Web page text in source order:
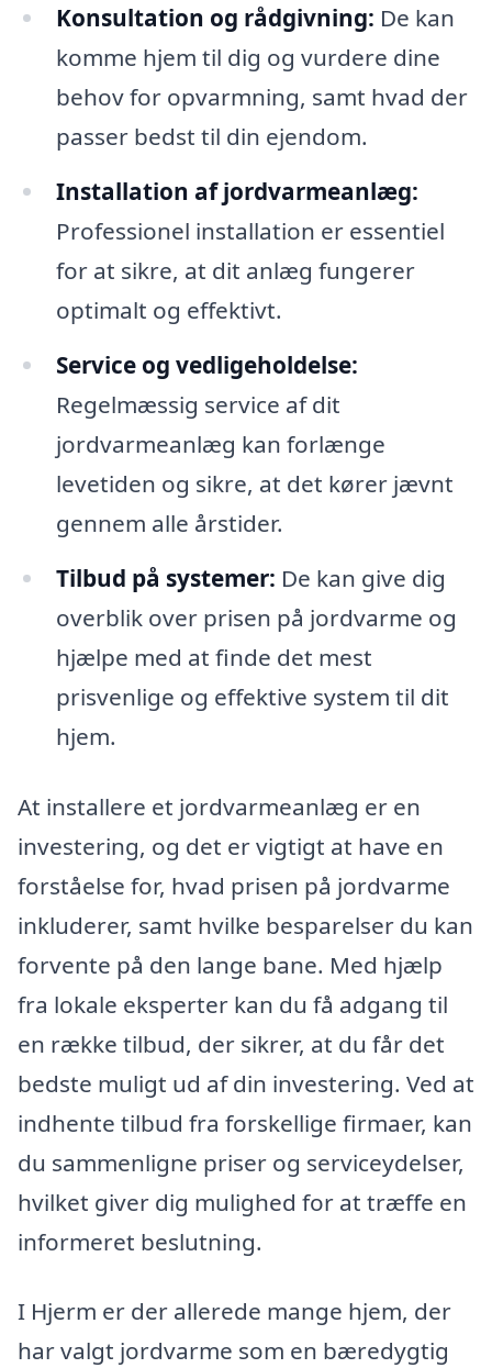
Konsultation og rådgivning: De kan
komme hjem til dig og vurdere dine
behov for opvarmning, samt hvad der
passer bedst til din ejendom.
Installation af jordvarmeanlæg:
Professionel installation er essentiel
for at sikre, at dit anlæg fungerer
optimalt og effektivt.
Service og vedligeholdelse:
Regelmæssig service af dit
jordvarmeanlæg kan forlænge
levetiden og sikre, at det kører jævnt
gennem alle årstider.
Tilbud på systemer: De kan give dig
overblik over prisen på jordvarme og
hjælpe med at finde det mest
prisvenlige og effektive system til dit
hjem.
At installere et jordvarmeanlæg er en
investering, og det er vigtigt at have en
forståelse for, hvad prisen på jordvarme
inkluderer, samt hvilke besparelser du kan
forvente på den lange bane. Med hjælp
fra lokale eksperter kan du få adgang til
en række tilbud, der sikrer, at du får det
bedste muligt ud af din investering. Ved at
indhente tilbud fra forskellige firmaer, kan
du sammenligne priser og serviceydelser,
hvilket giver dig mulighed for at træffe en
informeret beslutning.
I Hjerm er der allerede mange hjem, der
har valgt jordvarme som en bæredygtig